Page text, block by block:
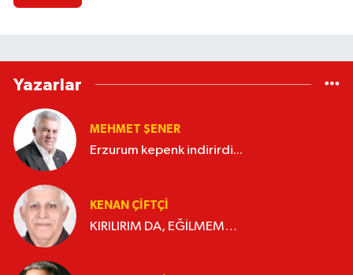
Yazarlar
MEHMET ŞENER
Erzurum kepenk indirirdi...
KENAN ÇİFTÇİ
KIRILIRIM DA, EĞİLMEM…